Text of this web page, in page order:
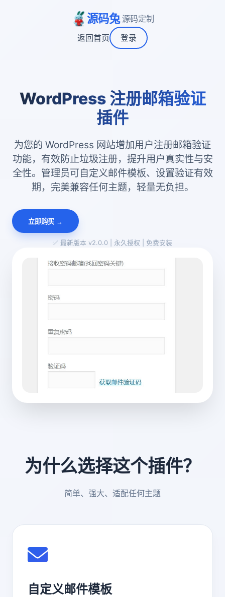
源码兔 源码定制
返回首页
登录
WordPress 注册邮箱验证
插件
为您的 WordPress 网站增加用户注册邮箱验证
功能，有效防止垃圾注册，提升用户真实性与安
全性。管理员可自定义邮件模板、设置验证有效
期，完美兼容任何主题，轻量无负担。
立即购买 →
✅ 最新版本 v2.0.0 | 永久授权 | 免费安装
为什么选择这个插件？
简单、强大、适配任何主题
自定义邮件模板